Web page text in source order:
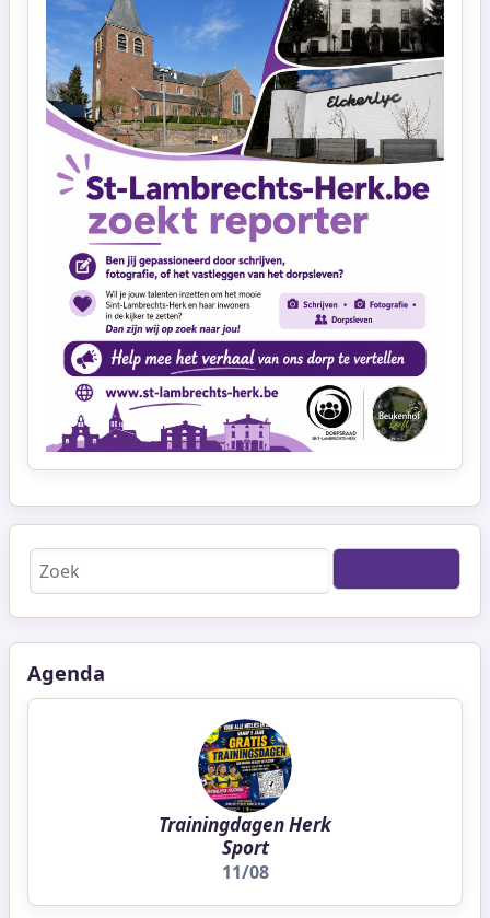
Zoeken
Agenda
Trainingdagen Herk
Sport
11/08